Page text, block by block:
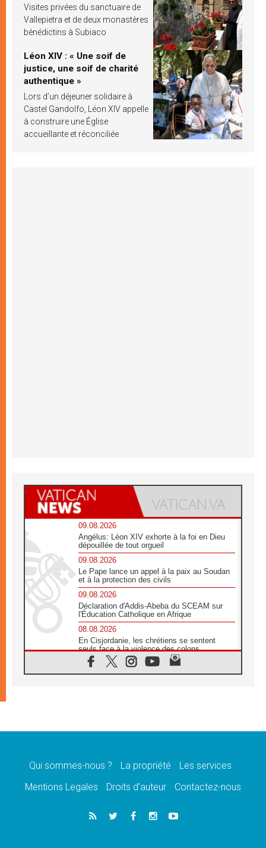
Visites privées du sanctuaire de
Vallepietra et de deux monastères
bénédictins à Subiaco
Léon XIV : « Une soif de
justice, une soif de charité
authentique »
Lors d’un déjeuner solidaire à
Castel Gandolfo, Léon XIV appelle
à construire une Église
accueillante et réconciliée
09.08.2026
Angélus: Léon XIV exhorte à la foi en Dieu
dépouillée de tout orgueil
09.08.2026
Le Pape lance un appel à la paix au Soudan
et à la protection des civils
09.08.2026
Déclaration d'Addis-Abeba du SCEAM sur
l'Éducation Catholique en Afrique
08.08.2026
En Cisjordanie, les chrétiens se sentent
seuls face à la violence des colons
08.08.2026
Léon XIV au sanctuaire de Notre Dame du
08.08.2026
08.08.2026
catholiques
Au Bangladesh, l'Église accompagne les
Dalits sur le chemin de la dignité
Qui sommes-nous ? La propriété
Les services
Mentions Legales
Droits d’auteur Contactez-nous